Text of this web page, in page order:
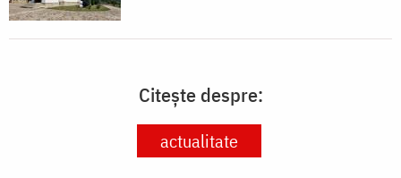
Citește despre:
actualitate